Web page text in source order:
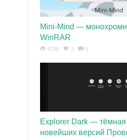
Mini-Mind —
WinRAR
4748 2 0
Explorer Dark — тёмная
новейших версий